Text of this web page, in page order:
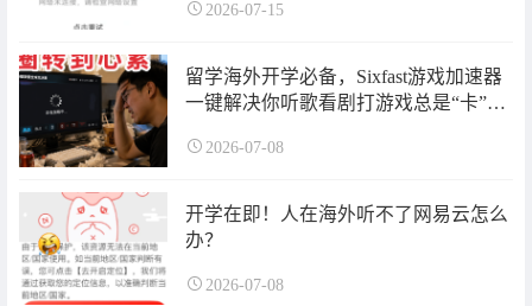
2026-07-15
留学海外开学必备，Sixfast游戏加速器
一键解决你听歌看剧打游戏总是“卡”住
2026-07-08
开学在即！人在海外听不了网易云怎么
办？
2026-07-08